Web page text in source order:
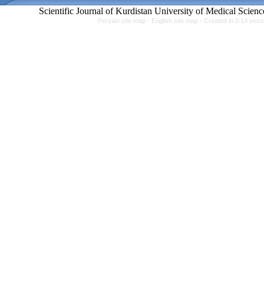
Persian site map -